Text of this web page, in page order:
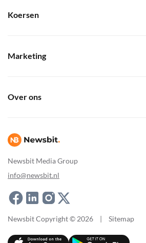
Newsbit Media Group
info@newsbit.nl
Koersen
Marketing
Over ons
Newsbit Copyright © 2026 | Sitemap